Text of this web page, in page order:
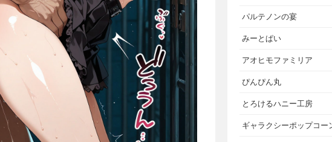
パルテノンの宴
みーとぱい
アオヒモファミリア
ぴんぴん丸
とろけるハニー工房
ギャラクシーポップコー